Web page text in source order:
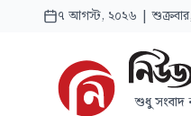
৭ আগস্ট, ২০২৬ |
শুধু সংবাদ